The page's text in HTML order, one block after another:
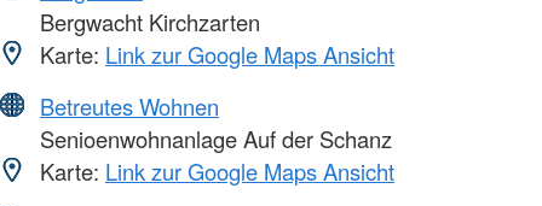
Bergwacht Kirchzarten
Karte: Link zur Google Maps Ansicht
Betreutes Wohnen
Senioenwohnanlage Auf der Schanz
Karte: Link zur Google Maps Ansicht